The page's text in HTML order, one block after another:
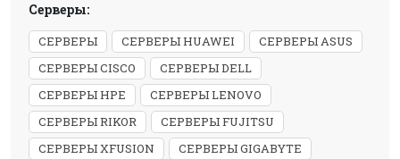
Серверы:
СЕРВЕРЫ СЕРВЕРЫ HUAWEI
СЕРВЕРЫ ASUS
СЕРВЕРЫ CISCO
СЕРВЕРЫ DELL
СЕРВЕРЫ HPE
СЕРВЕРЫ LENOVO
СЕРВЕРЫ RIKOR
СЕРВЕРЫ FUJITSU
СЕРВЕРЫ XFUSION
СЕРВЕРЫ GIGABYTE